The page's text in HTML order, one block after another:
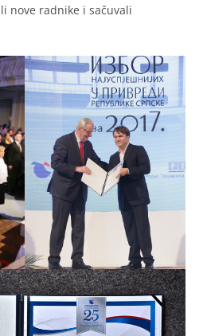
nove radnike i sačuvali